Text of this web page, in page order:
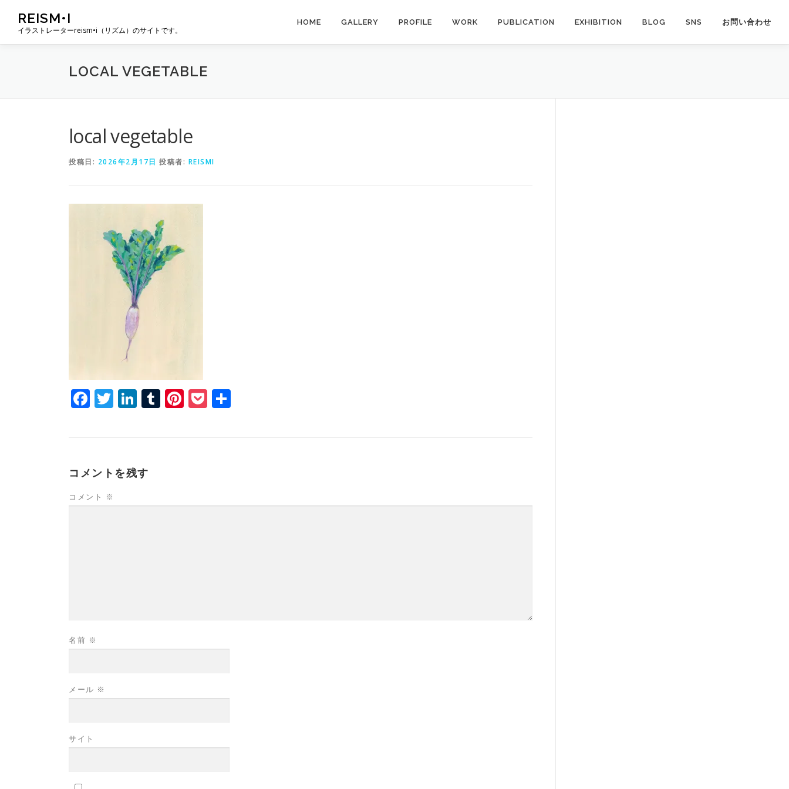
ン
REISM•I
イラストレーターreism•i（リズム）のサイトです。
HOME GALLERY PROFILE WORK PUBLICATION EXHIBITION BLOG SNS お問い合わせ
LOCAL VEGETABLE
local vegetable
投稿日: 2026年2月17日 投稿者: REISMI
Facebook
Twitter
LinkedIn
Tumblr
Pinterest
Pocket
コメントを残す
コメント ※
名前 ※
メール ※
サイト